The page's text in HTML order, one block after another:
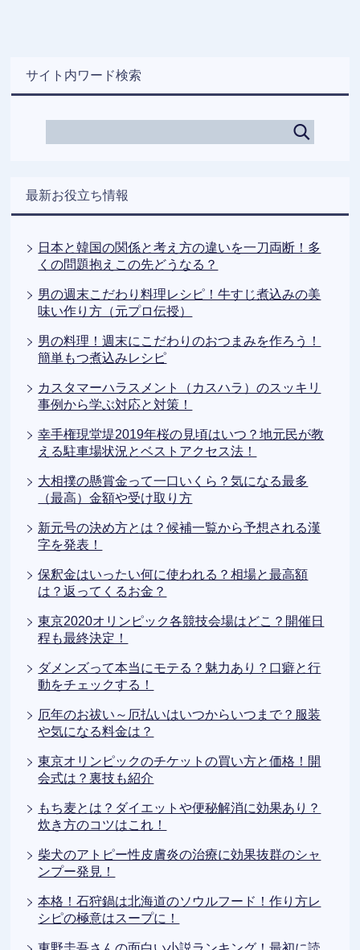
サイト内ワード検索
最新お役立ち情報
日本と韓国の関係と考え方の違いを一刀両断！多
くの問題抱えこの先どうなる？
男の週末こだわり料理レシピ！牛すじ煮込みの美
味い作り方（元プロ伝授）
男の料理！週末にこだわりのおつまみを作ろう！
簡単もつ煮込みレシピ
カスタマーハラスメント（カスハラ）のスッキリ
事例から学ぶ対応と対策！
幸手権現堂堤2019年桜の見頃はいつ？地元民が教
える駐車場状況とベストアクセス法！
大相撲の懸賞金って一口いくら？気になる最多
（最高）金額や受け取り方
新元号の決め方とは？候補一覧から予想される漢
字を発表！
保釈金はいったい何に使われる？相場と最高額
は？返ってくるお金？
東京2020オリンピック各競技会場はどこ？開催日
程も最終決定！
ダメンズって本当にモテる？魅力あり？口癖と行
動をチェックする！
厄年のお祓い～厄払いはいつからいつまで？服装
や気になる料金は？
東京オリンピックのチケットの買い方と価格！開
会式は？裏技も紹介
もち麦とは？ダイエットや便秘解消に効果あり？
炊き方のコツはこれ！
柴犬のアトピー性皮膚炎の治療に効果抜群のシャ
ンプー発見！
本格！石狩鍋は北海道のソウルフード！作り方レ
シピの極意はスープに！